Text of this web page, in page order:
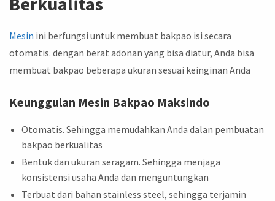
Mesin ini berfungsi untuk membuat bakpao isi secara
otomatis. dengan berat adonan yang bisa diatur, Anda bisa
membuat bakpao beberapa ukuran sesuai keinginan Anda
Keunggulan Mesin Bakpao Maksindo
Otomatis. Sehingga memudahkan Anda dalan pembuatan
bakpao berkualitas
Bentuk dan ukuran seragam. Sehingga menjaga
konsistensi usaha Anda dan menguntungkan
Terbuat dari bahan stainless steel, sehingga terjamin